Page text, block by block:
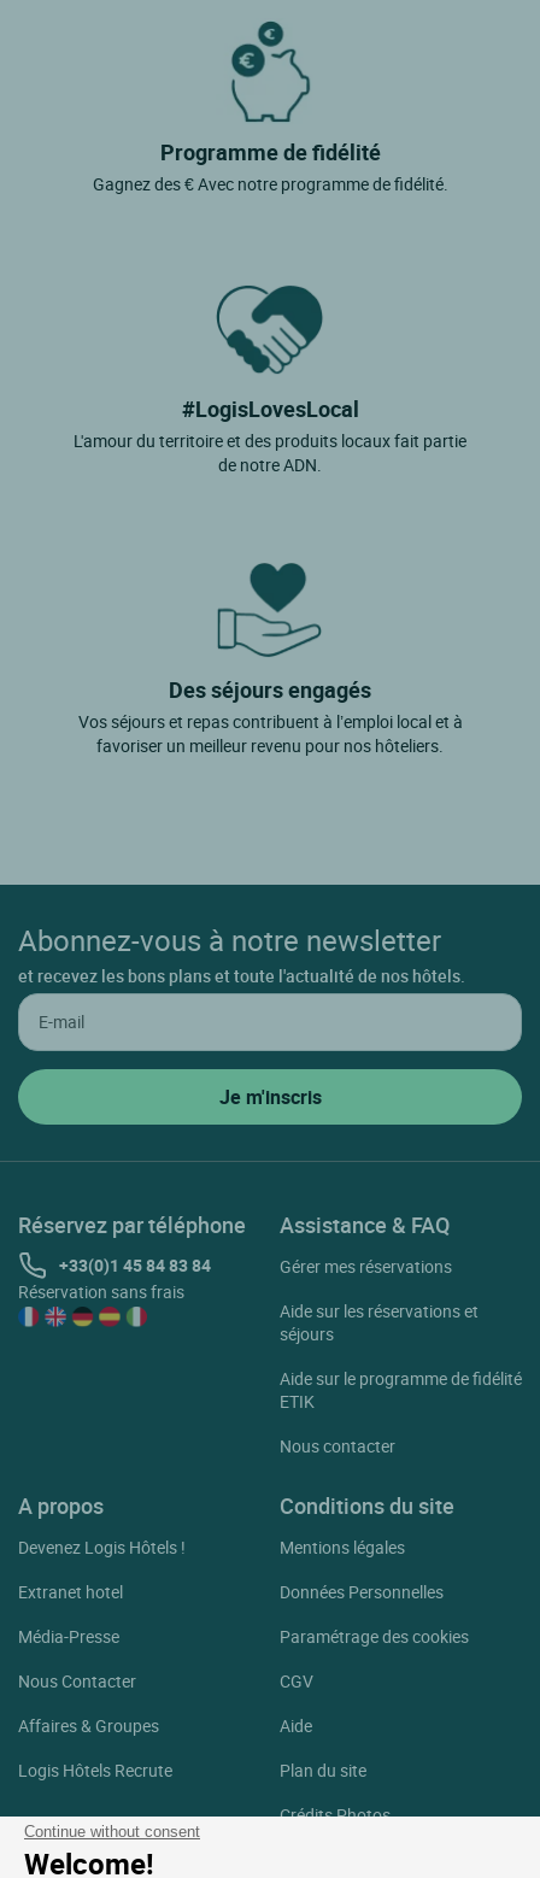
Continue without consent
Welcome!
Programme de fidélité
Gagnez des € Avec notre programme de fidélité.
#LogisLovesLocal
L'amour du territoire et des produits locaux fait partie
de notre ADN.
Des séjours engagés
Vos séjours et repas contribuent à l’emploi local et à
favoriser un meilleur revenu pour nos hôteliers.
Abonnez-vous à notre newsletter
et recevez les bons plans et toute l'actualité de nos hôtels.
Réservez par téléphone
+33(0)1 45 84 83 84
Réservation sans frais
Assistance & FAQ
Gérer mes réservations
Aide sur les réservations et
séjours
Aide sur le programme de fidélité
ETIK
Nous contacter
A propos
Devenez Logis Hôtels !
Extranet hotel
Média-Presse
Nous Contacter
Affaires & Groupes
Logis Hôtels Recrute
Conditions du site
Mentions légales
Données Personnelles
Paramétrage des cookies
CGV
Aide
Plan du site
Crédits Photos
Suivez-nous